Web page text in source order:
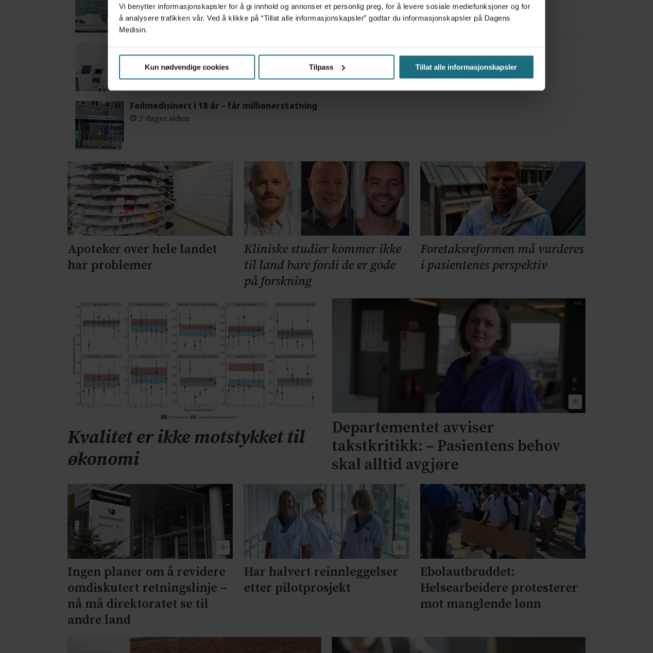
Vi benytter informasjonskapsler for å gi innhold og annonser et personlig preg, for å levere sosiale mediefunksjoner og for
å analysere trafikken vår. Ved å klikke på “Tillat alle informasjonskapsler” godtar du informasjonskapsler på Dagens
Medisin.
Kun nødvendige cookies Tilpass Tillat alle informasjonskapsler
Feilmedisinert i 18 år – får millionerstatning
2 dager siden
Apoteker over hele landet
har problemer
Kliniske studier kommer ikke
til land bare fordi de er gode
på forskning
Foretaksreformen må vurderes
i pasientenes perspektiv
Kvalitet er ikke motstykket til
økonomi
Departementet avviser
takstkritikk: – Pasientens behov
skal alltid avgjøre
Ingen planer om å revidere
omdiskutert retningslinje –
nå må direktoratet se til
andre land
Har halvert reinnleggelser
etter pilotprosjekt
Ebolautbruddet:
Helsearbeidere protesterer
mot manglende lønn